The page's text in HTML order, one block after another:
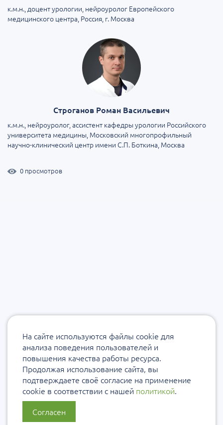
к.м.н., доцент урологии, нейроуролог Европейского
медицинского центра, Россия, г. Москва
Строганов Роман Васильевич
к.м.н., нейроуролог, ассистент кафедры урологии Российского
университета медицины, Московский многопрофильный
научно-клинический центр имени С.П. Боткина, Москва
0 просмотров
На сайте используются файлы cookie для
анализа поведения пользователей и
повышения качества работы ресурса.
Продолжая использование сайта, вы
подтверждаете своё согласие на применение
cookie в соответствии с нашей политикой.
Согласен